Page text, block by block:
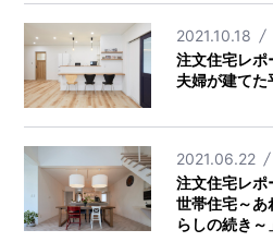
2021.10.18
注文住宅レポ
夫婦が建てた
2021.06.22
注文住宅レ
世帯住宅～
らしの続き～